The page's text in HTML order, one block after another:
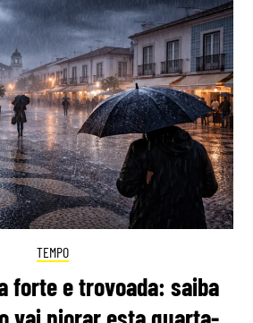
TEMPO
forte e trovoada: saiba